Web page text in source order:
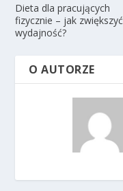
Dieta dla pracujących
fizycznie – jak zwiększyć
wydajność?
O AUTORZE